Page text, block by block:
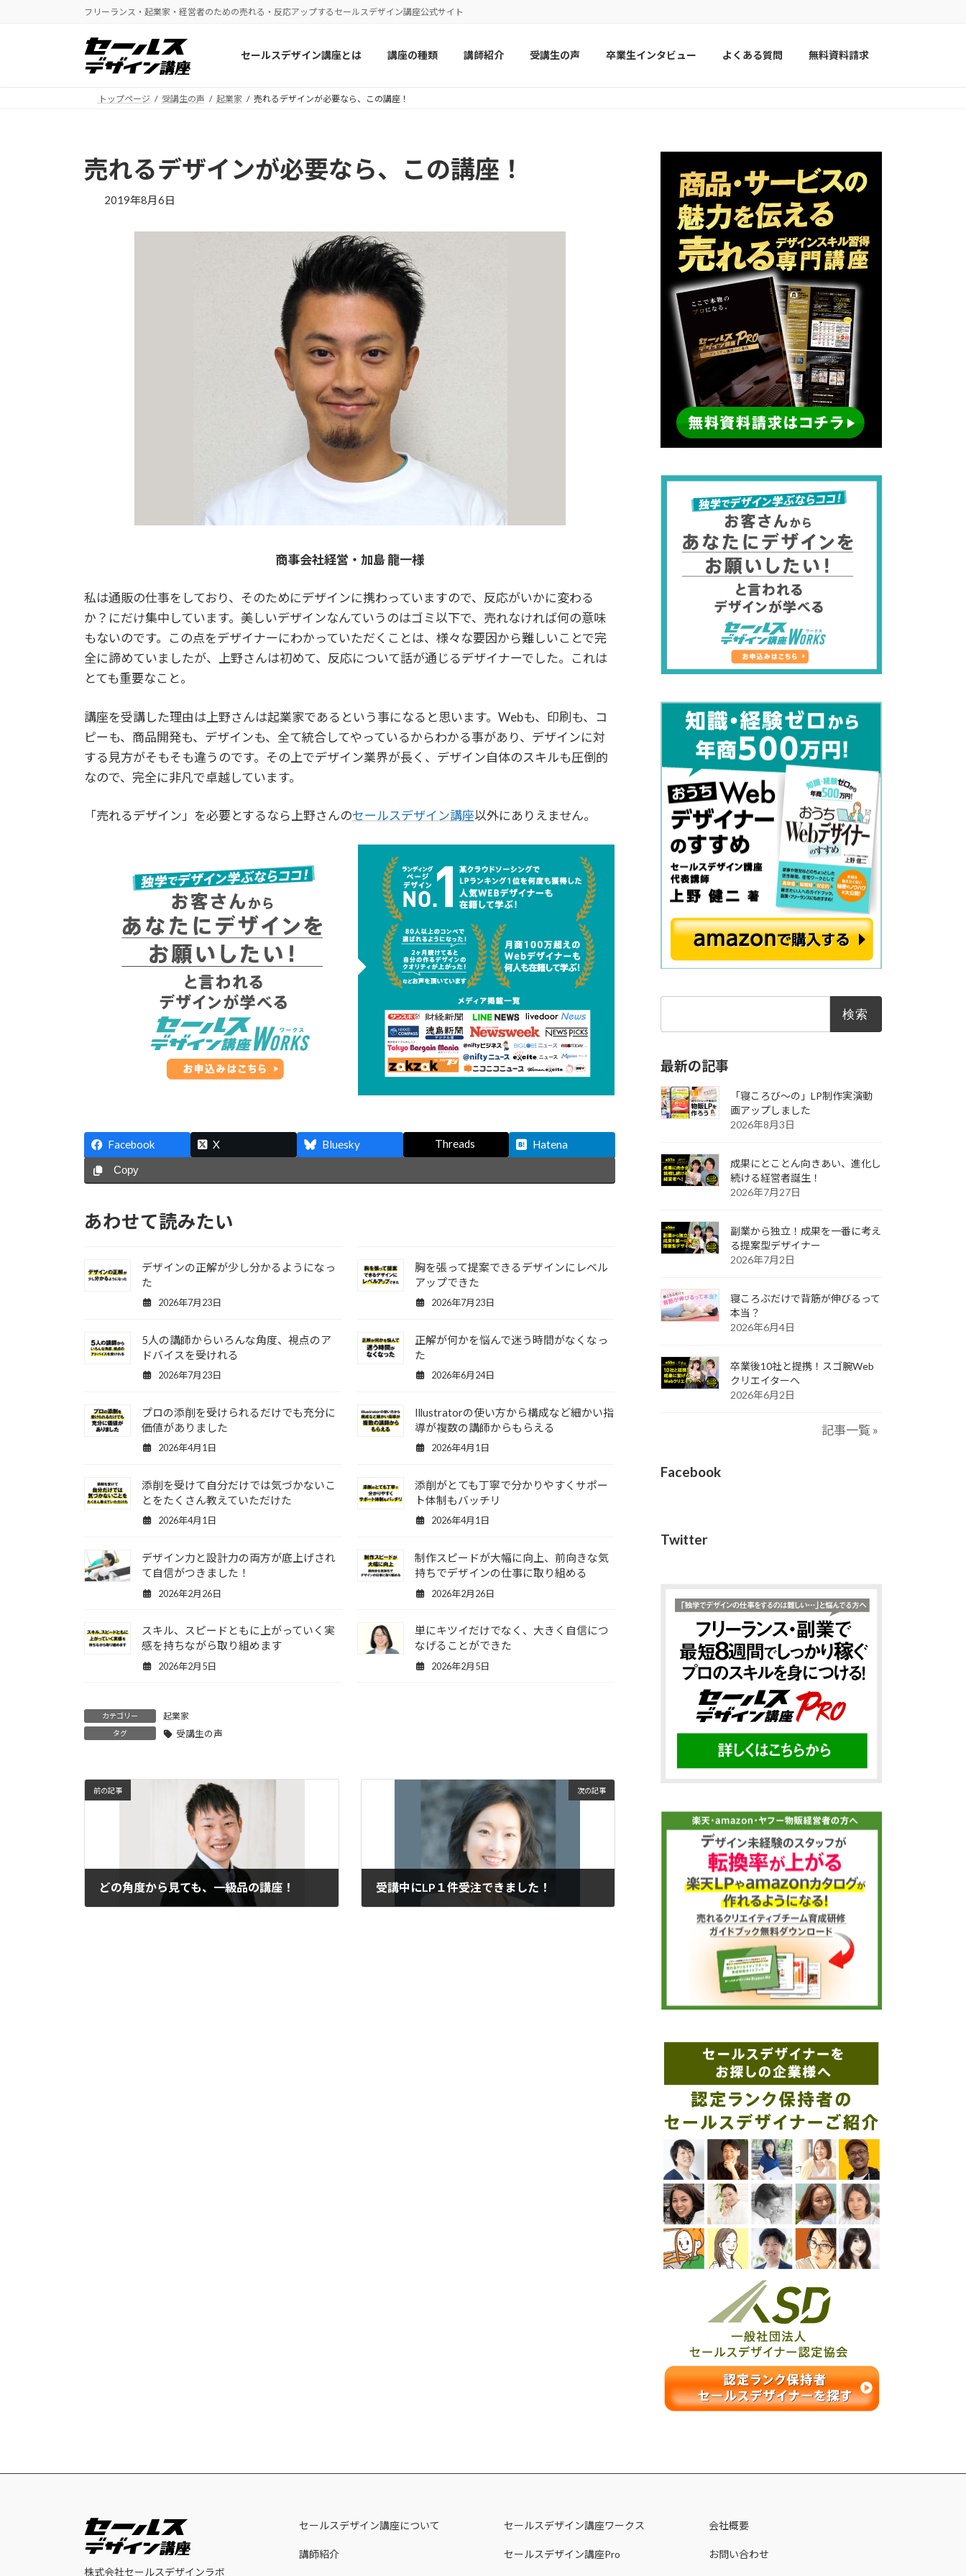
フリーランス・起業家・経営者のための売れる・反応アップするセールスデザイン講座公式サイト
セールスデザイン講座とは 講座の種類 講師紹介 受講生の声 卒業生インタビュー よくある質問 無料資料請求
トップページ 受講生の声 起業家 売れるデザインが必要なら、この講座！
売れるデザインが必要なら、この講座！
2019年8月6日
商事会社経営・加島 龍一様
私は通販の仕事をしており、そのためにデザインに携わっていますので、反応がいかに変わる
か？にだけ集中しています。美しいデザインなんていうのはゴミ以下で、売れなければ何の意味
もないのです。この点をデザイナーにわかっていただくことは、様々な要因から難しいことで完
全に諦めていましたが、上野さんは初めて、反応について話が通じるデザイナーでした。これは
とても重要なこと。
講座を受講した理由は上野さんは起業家であるという事になると思います。Webも、印刷も、コ
ピーも、商品開発も、デザインも、全て統合してやっているからわかる事があり、デザインに対
する見方がそもそも違うのです。その上でデザイン業界が長く、デザイン自体のスキルも圧倒的
なので、完全に非凡で卓越しています。
「売れるデザイン」を必要とするなら上野さんのセールスデザイン講座以外にありえません。
Facebook X Bluesky Threads Hatena
Copy
あわせて読みたい
デザインの正解が少し分かるようになっ
た
2026年7月23日
胸を張って提案できるデザインにレベル
アップできた
2026年7月23日
5人の講師からいろんな角度、視点のア
ドバイスを受けれる
2026年7月23日
正解が何かを悩んで迷う時間がなくなっ
た
2026年6月24日
プロの添削を受けられるだけでも充分に
価値がありました
2026年4月1日
Illustratorの使い方から構成など細かい指
導が複数の講師からもらえる
2026年4月1日
添削を受けて自分だけでは気づかないこ
とをたくさん教えていただけた
2026年4月1日
添削がとても丁寧で分かりやすくサポー
ト体制もバッチリ
2026年4月1日
デザイン力と設計力の両方が底上げされ
て自信がつきました！
2026年2月26日
制作スピードが大幅に向上、前向きな気
持ちでデザインの仕事に取り組める
2026年2月26日
スキル、スピードともに上がっていく実
感を持ちながら取り組めます
2026年2月5日
単にキツイだけでなく、大きく自信につ
なげることができた
2026年2月5日
カテゴリー 起業家
タグ 受講生の声
前の記事
どの角度から見ても、一級品の講座！
次の記事
受講中にLP１件受注できました！
最新の記事
「寝ころび～の」LP制作実演動
画アップしました
2026年8月3日
成果にとことん向きあい、進化し
続ける経営者誕生！
2026年7月27日
副業から独立！成果を一番に考え
る提案型デザイナー
2026年7月2日
寝ころぶだけで背筋が伸びるって
本当？
2026年6月4日
卒業後10社と提携！スゴ腕Web
クリエイターへ
2026年6月2日
記事一覧 »
Facebook
Twitter
株式会社セールスデザインラボ
セールスデザイン講座について
講師紹介
セールスデザイン講座ワークス
セールスデザイン講座Pro
会社概要
お問い合わせ